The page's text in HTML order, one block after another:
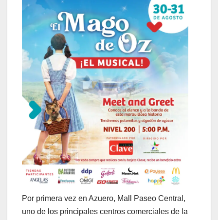
Por primera vez en Azuero, Mall Paseo Central,
uno de los principales centros comerciales de la